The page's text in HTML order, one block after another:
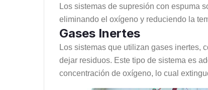
Los sistemas de supresión con espuma
eliminando el oxígeno y reduciendo la
Gases Inertes
Los sistemas que utilizan gases inertes,
dejar residuos. Este tipo de sistema es
concentración de oxígeno, lo cual